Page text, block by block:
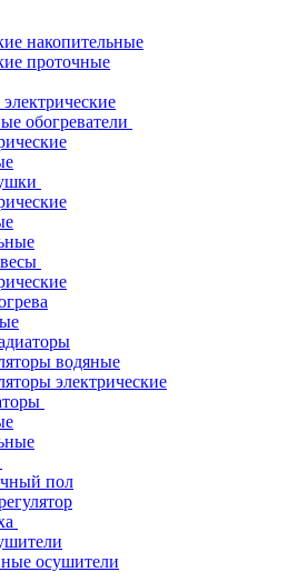
накопительные
проточные
обогреватели
водяные
электрические
пол
осушители